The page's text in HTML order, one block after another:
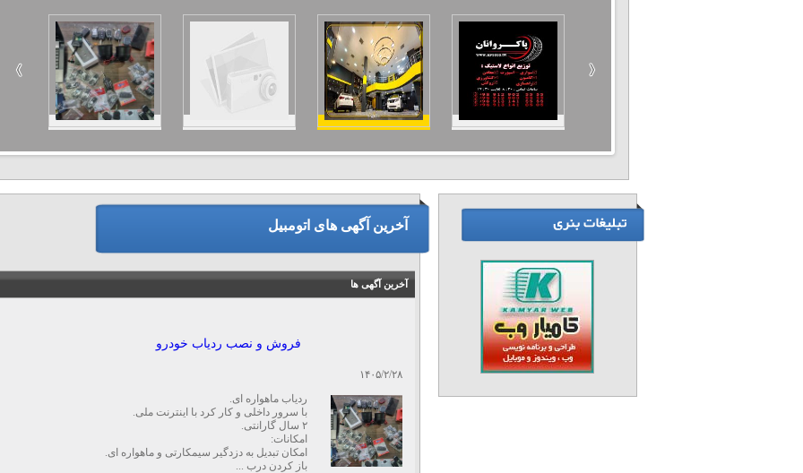
آخرین آگهی های اتومبیل
آخرین آگهی ها
۱۴۰۵/۲/۲۸
فروش و نصب ردیاب خودرو
ردیاب ماهواره ای.
با سرور داخلی و کار کرد با اینترنت ملی.
۲ سال گارانتی.
امکانات:
امکان تبدیل به دزدگیر سیمکارتی و ماهواره ای.
باز کردن درب ...